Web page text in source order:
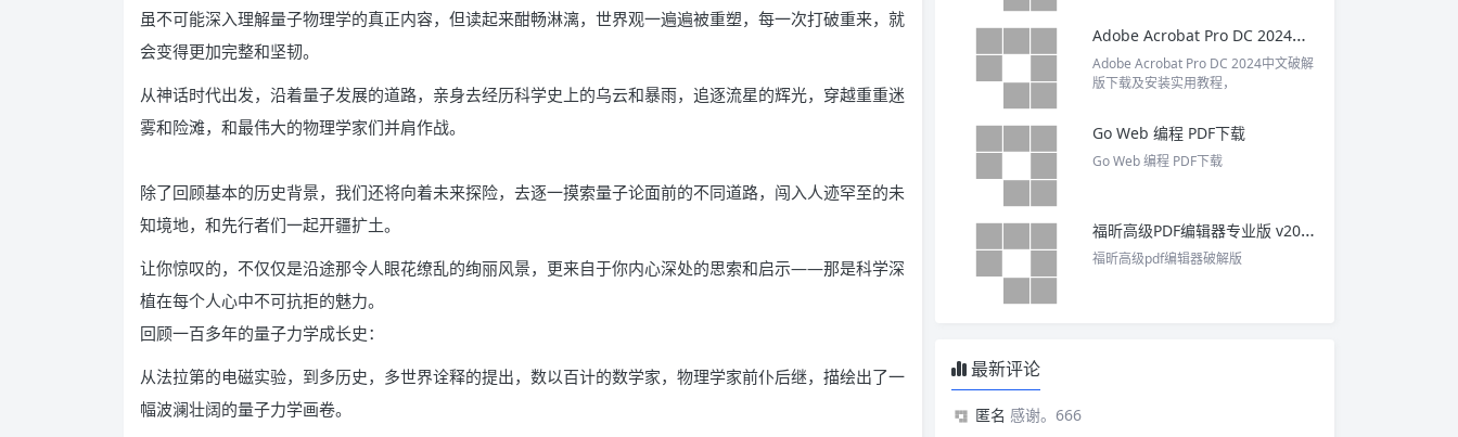
虽不可能深入理解量子物理学的真正内容，但读起来酣畅淋漓，世界观一遍遍被重塑，每一次打破重来，就
会变得更加完整和坚韧。
从神话时代出发，沿着量子发展的道路，亲身去经历科学史上的乌云和暴雨，追逐流星的辉光，穿越重重迷
雾和险滩，和最伟大的物理学家们并肩作战。
除了回顾基本的历史背景，我们还将向着未来探险，去逐一摸索量子论面前的不同道路，闯入人迹罕至的未
知境地，和先行者们一起开疆扩土。
让你惊叹的，不仅仅是沿途那令人眼花缭乱的绚丽风景，更来自于你内心深处的思索和启示——那是科学深
植在每个人心中不可抗拒的魅力。
回顾一百多年的量子力学成长史：
从法拉第的电磁实验，到多历史，多世界诠释的提出，数以百计的数学家，物理学家前仆后继，描绘出了一
幅波澜壮阔的量子力学画卷。
Adobe Acrobat Pro DC 2024中文破解版下载及安装实用教程
Adobe Acrobat Pro DC 2024中文破解
版下载及安装实用教程，
Go Web 编程 PDF下载
Go Web 编程 PDF下载
福昕高级PDF编辑器专业版 v2025 中文激活版
福昕高级pdf编辑器破解版
最新评论
匿名 感谢。666